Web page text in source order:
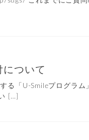
ついて
「U-Smileプログラム
[…]